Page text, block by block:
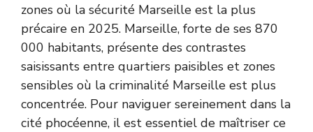
zones où la sécurité Marseille est la plus
précaire en 2025. Marseille, forte de ses 870
000 habitants, présente des contrastes
saisissants entre quartiers paisibles et zones
sensibles où la criminalité Marseille est plus
concentrée. Pour naviguer sereinement dans la
cité phocéenne, il est essentiel de maîtriser ce